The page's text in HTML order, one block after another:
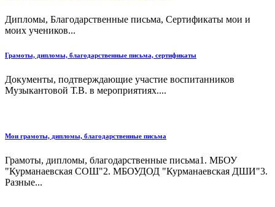
Дипломы, Благодарственные письма, Сертификаты мои и
моих учеников...
Грамоты, дипломы, благодарственные письма, сертификаты
Документы, подтверждающие участие воспитанников
Музыкантовой Т.В. в мероприятиях....
Мои грамоты, дипломы, благодарственные письма
Грамоты, дипломы, благодарственные письма1. МБОУ
"Курманаевская СОШ"2. МБОУДОД "Курманаевская ДШИ"3.
Разные...